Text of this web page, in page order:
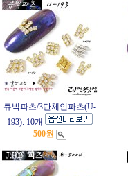
큐빅파츠/3단체인파츠(U-
193): 10개
500원